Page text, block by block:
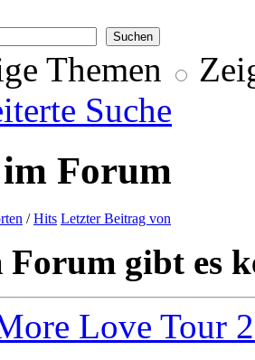
Themen
Suche
Forum
/Hits Letzter Beitrag von
Forum gibt es
Love Tour